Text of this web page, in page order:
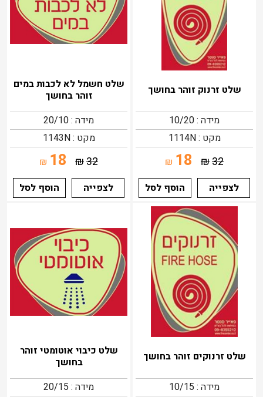
שלט זרנוק זוהר בחושך
מידה : 10/20
מקט : 1114N
32
₪
18
₪
לצפייה
הוסף לסל
שלט חשמל לא לכבות במים
זוהר בחושך
מידה : 20/10
מקט : 1143N
32
₪
18
₪
לצפייה
הוסף לסל
שלט זרנוקים זוהר בחושך
מידה : 10/15
שלט כיבוי אוטומטי זוהר
בחושך
מידה : 20/15